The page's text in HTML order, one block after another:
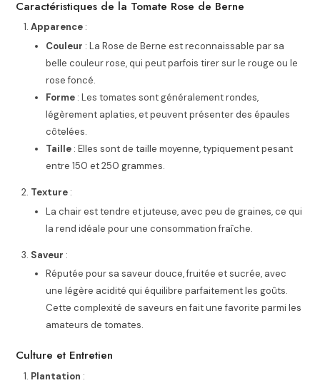
Caractéristiques de la Tomate Rose de Berne
Apparence :
Couleur : La Rose de Berne est reconnaissable par sa
belle couleur rose, qui peut parfois tirer sur le rouge ou le
rose foncé.
Forme : Les tomates sont généralement rondes,
légèrement aplaties, et peuvent présenter des épaules
côtelées.
Taille : Elles sont de taille moyenne, typiquement pesant
entre 150 et 250 grammes.
Texture :
La chair est tendre et juteuse, avec peu de graines, ce qui
la rend idéale pour une consommation fraîche.
Saveur :
Réputée pour sa saveur douce, fruitée et sucrée, avec
une légère acidité qui équilibre parfaitement les goûts.
Cette complexité de saveurs en fait une favorite parmi les
amateurs de tomates.
Culture et Entretien
Plantation :